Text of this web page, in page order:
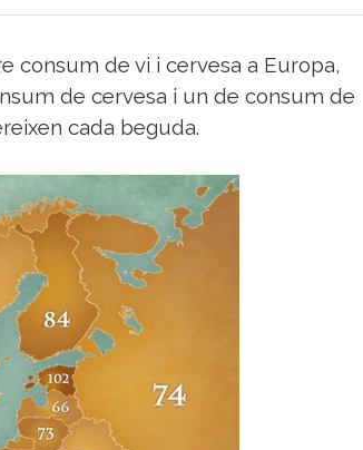
consum de vi i cervesa a Europa,
de cervesa i un de consum de
cada beguda.